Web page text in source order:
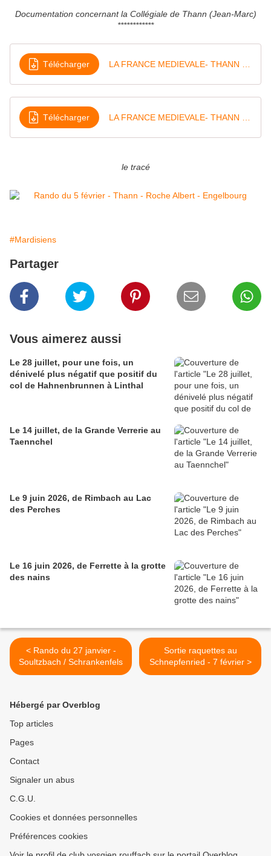
Documentation concernant la Collégiale de Thann (Jean-Marc)
************
Télécharger
Télécharger
le tracé
#Mardisiens
Partager
Vous aimerez aussi
Le 28 juillet, pour une fois, un
dénivelé plus négatif que positif du
col de Hahnenbrunnen à Linthal
Le 14 juillet, de la Grande Verrerie au
Taennchel
Le 9 juin 2026, de Rimbach au Lac
des Perches
Le 16 juin 2026, de Ferrette à la grotte
des nains
< Rando du 27 janvier -
Soultzbach / Schrankenfels
Sortie raquettes au
Schnepfenried - 7 février >
Hébergé par Overblog
Top articles
Pages
Contact
Signaler un abus
C.G.U.
Cookies et données personnelles
Préférences cookies